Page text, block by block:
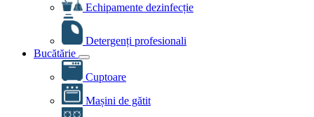
Echipamente dezinfecție
Detergenți profesionali
Bucătărie
Cuptoare
Mașini de gătit